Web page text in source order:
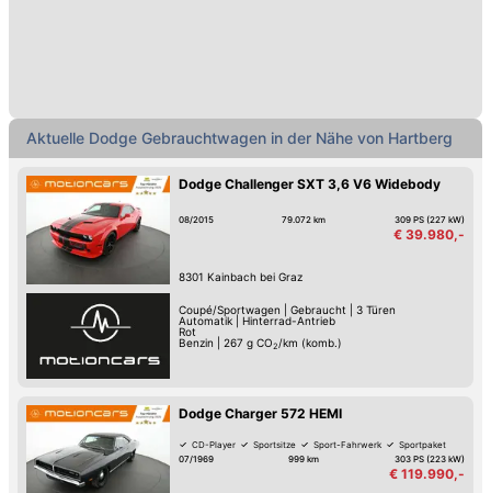
Aktuelle Dodge Gebrauchtwagen in der Nähe von Hartberg
Dodge Challenger SXT 3,6 V6 Widebody
08/2015 79.072 km 309 PS (227 kW)
€ 39.980,-
8301 Kainbach bei Graz
Coupé/Sportwagen Gebraucht
3 Türen
Automatik| Hinterrad-Antrieb
Rot
Benzin
267 g CO2 /km (komb.)
Dodge Charger 572 HEMI
CD-Player Sportsitze Sport-Fahrwerk
Sportpaket
07/1969
999 km 303 PS (223 kW)
€ 119.990,-